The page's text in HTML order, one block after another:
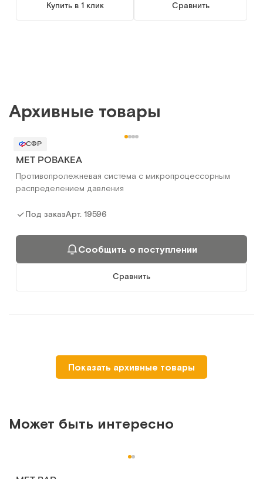
Купить в 1 клик Сравнить
Архивные товары
СФР
МЕТ РОВАКЕА
Противопролежневая система с микропроцессорным
распределением давления
Под заказАрт. 19596
Сообщить о поступлении
Сравнить
Противопролежневый матрас ячеистый со статичным
Сообщить о поступлении
Сравнить
Показать архивные товары
Может быть интересно